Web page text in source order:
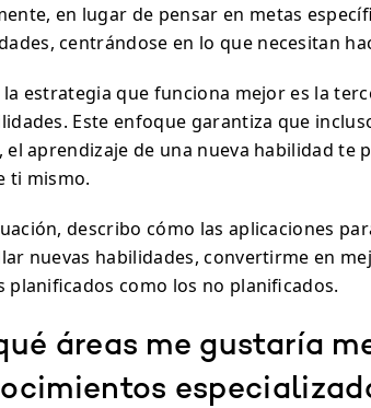
en lugar de pensar en metas
centrándose en lo que necesitan
la estrategia que funciona mejor es la
Este enfoque garantiza que
el aprendizaje de una nueva habilidad
ti mismo.
describo cómo las aplicaciones
nuevas habilidades, convertirme en
planificados como los no planificados.
áreas me gustaría